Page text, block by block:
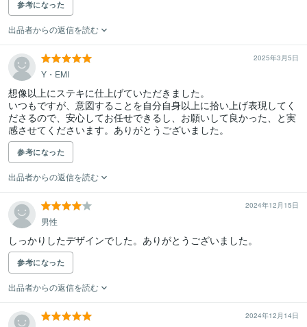
参考になった
出品者からの返信を読む
2025年3月5日
Y・EMI
想像以上にステキに仕上げていただきました。
いつもですが、意図することを自分自身以上に拾い上げ表現してく
ださるので、安心してお任せできるし、お願いして良かった、と実
感させてくださいます。ありがとうございました。
参考になった
出品者からの返信を読む
2024年12月15日
男性
しっかりしたデザインでした。ありがとうございました。
参考になった
出品者からの返信を読む
2024年12月14日